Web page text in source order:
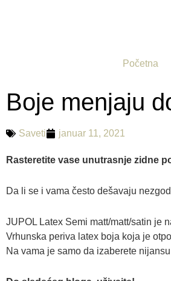
Početna
Boje menjaju
Saveti januar 11, 2021
Rasteretite vase unutrasnje zidne
Da li se i vama često dešavaju
JUPOL Latex Semi matt/matt/satin je
Vrhunska periva latex boja koja je
Na vama je samo da izaberete